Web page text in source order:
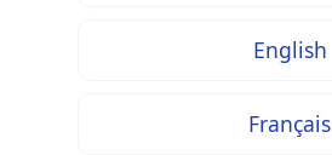
English
Français